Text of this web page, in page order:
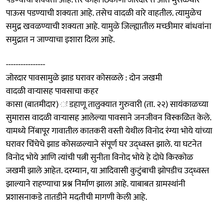
पाऊस पडण्याची शक्यता आहे. तसेच वादळी वारे वाहतील. त्यामुळेच
समुद्र खवळण्याची शक्यता आहे. यामुळे जिल्ह्यातील मच्छीमार बांधवांना
समुद्रात न जाण्याचा इशारा दिला आहे.
----------------
जोरदार पावसामुळे झाड घरावर कोसळले : दोन जखमी
वादळी वाऱ्यासह पावसाचा कहर
कासा (बातमीदार) ः डहाणू तालुक्यात गुरुवारी (ता. २२) सायंकाळच्या
सुमारास वादळी वाऱ्यासह आलेल्या पावसाने जनजीवन विस्कळित केले.
यामध्ये निंबापूर गावातील कातकरी वस्ती येथील विनोद रंग्या भोये यांच्या
घरावर चिंचेचे झाड कोसळल्याने संपूर्ण घर उद्ध्वस्त झाले. या घटनेत
विनोद भोये आणि त्यांची पत्नी सुनीता विनोद भोये हे दोघे किरकोळ
जखमी झाले आहेत. दरम्यान, या आदिवासी कुटुंबाची झोपडीच उद्ध्वस्त
झाल्याने राहण्याचा प्रश्न निर्माण झाला आहे. याबाबत ग्रामस्थांनी
प्रशासनाकडे तातडीने मदतीची मागणी केली आहे.